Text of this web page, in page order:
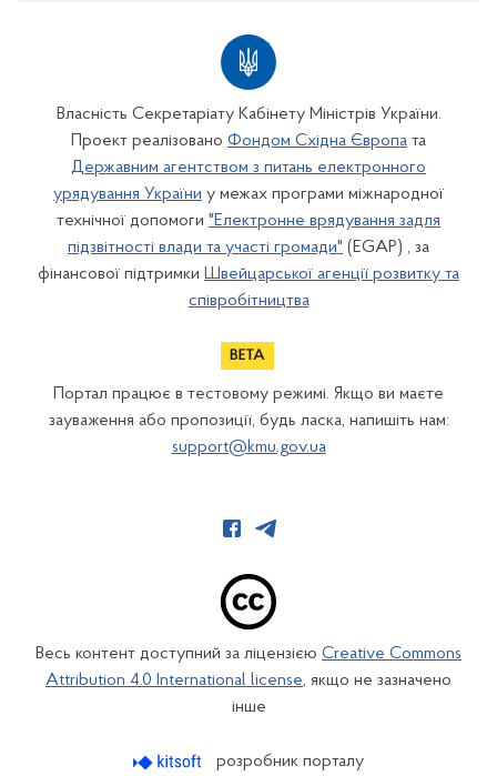
Власність Секретаріату Кабінету Міністрів України.
Проект реалізовано Фондом Східна Європа та
Державним агентством з питань електронного
урядування України у межах програми міжнародної
технічної допомоги "Електронне врядування задля
підзвітності влади та участі громади" (EGAP) , за
фінансової підтримки Швейцарської агенції розвитку та
співробітництва
Портал працює в тестовому режимі. Якщо ви маєте
зауваження або пропозиції, будь ласка, напишіть нам:
support@kmu.gov.ua
Весь контент доступний за ліцензією Creative Commons
Attribution 4.0 International license, якщо не зазначено
інше
розробник порталу